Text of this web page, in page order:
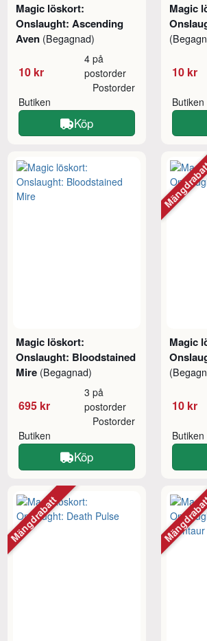
Magic löskort:
Onslaught: Ascending
Aven (Begagnad)
10 kr
4 på
postorder
Butiken
Postorder
Köp
Magic
10 kr
Butiken
Magic löskort:
Onslaught: Bloodstained
Mire (Begagnad)
695 kr
3 på
postorder
Butiken
Postorder
Köp
Magic
10 kr
Butiken
Mängdrabatt